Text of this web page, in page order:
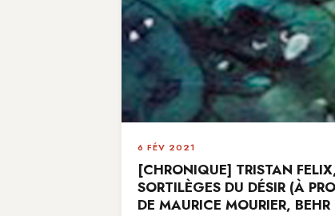
6 FÉV 2021
[CHRONIQUE] TRISTAN
SORTILÈGES DU DÉSIR (À
DE MAURICE MOURIER, BEHR